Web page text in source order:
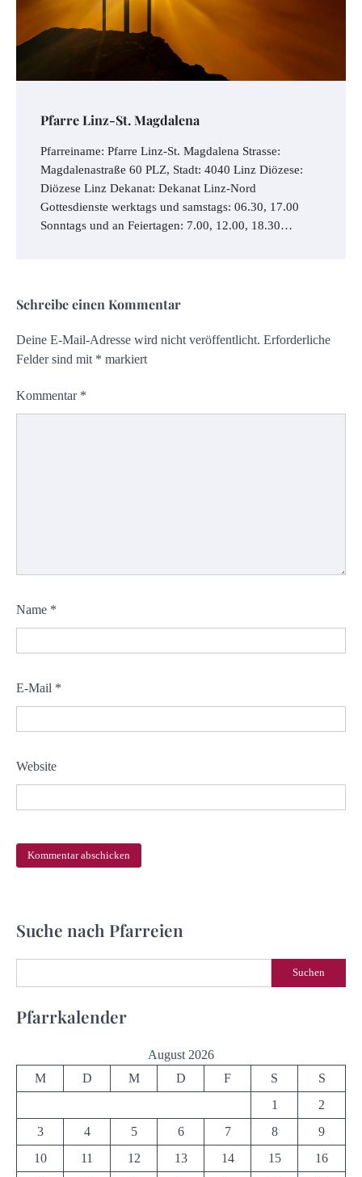
Pfarre Linz-St. Magdalena
Pfarreiname: Pfarre Linz-St. Magdalena Strasse:
Magdalenastraße 60 PLZ, Stadt: 4040 Linz Diözese:
Diözese Linz Dekanat: Dekanat Linz-Nord
Gottesdienste werktags und samstags: 06.30, 17.00
Sonntags und an Feiertagen: 7.00, 12.00, 18.30…
Schreibe einen Kommentar
Deine E-Mail-Adresse wird nicht veröffentlicht. Erforderliche
Felder sind mit * markiert
Kommentar *
Name *
E-Mail *
Website
Suche nach Pfarreien
Suchen
Pfarrkalender
August 2026
M
D M D F S
S
1
2
3
4 5 6 7 8
9
10
11 12 13 14 15
16